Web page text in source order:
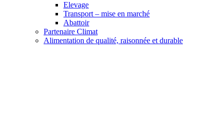
Elevage
Transport – mise en marché
Abattoir
Partenaire Climat
Alimentation de qualité, raisonnée et durable